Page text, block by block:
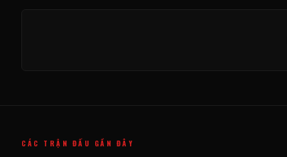
CÁC TRẬN ĐẤU GẦN ĐÂY